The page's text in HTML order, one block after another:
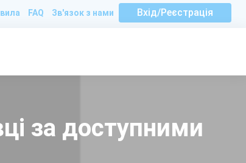
FAQ Зв'язок з нами Вхід/Реєстрація
за доступними